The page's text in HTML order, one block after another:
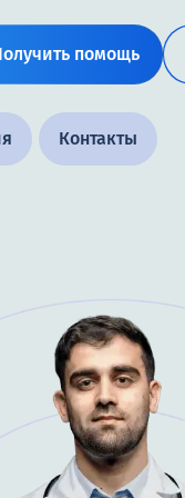
помощь
Контакты